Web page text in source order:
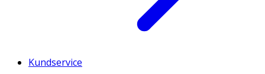
Kundservice